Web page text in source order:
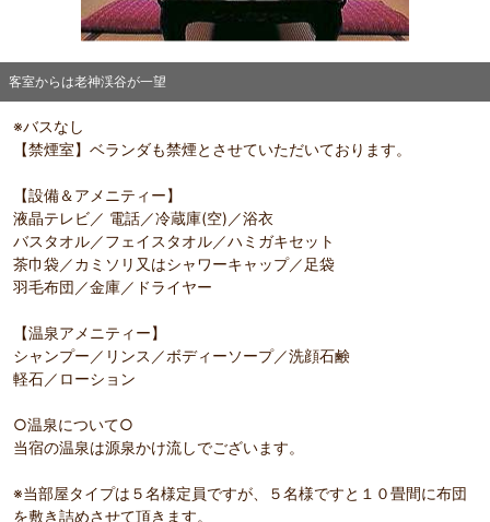
客室からは老神渓谷が一望
※バスなし
【禁煙室】ベランダも禁煙とさせていただいております。
【設備＆アメニティー】
液晶テレビ／ 電話／冷蔵庫(空)／浴衣
バスタオル／フェイスタオル／ハミガキセット
茶巾袋／カミソリ又はシャワーキャップ／足袋
羽毛布団／金庫／ドライヤー
【温泉アメニティー】
シャンプー／リンス／ボディーソープ／洗顔石鹸
軽石／ローション
○温泉について○
当宿の温泉は源泉かけ流しでございます。
※当部屋タイプは５名様定員ですが、５名様ですと１０畳間に布団
を敷き詰めさせて頂きます。
部屋詳細
客室からは老神渓谷が一望